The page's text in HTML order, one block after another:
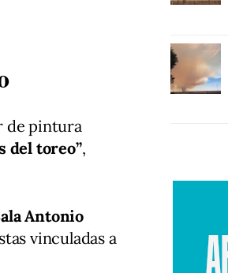
de pintura
del toreo”,
Antonio
vinculadas a